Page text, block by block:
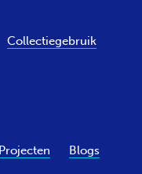
Collectiegebruik
Projecten Blogs